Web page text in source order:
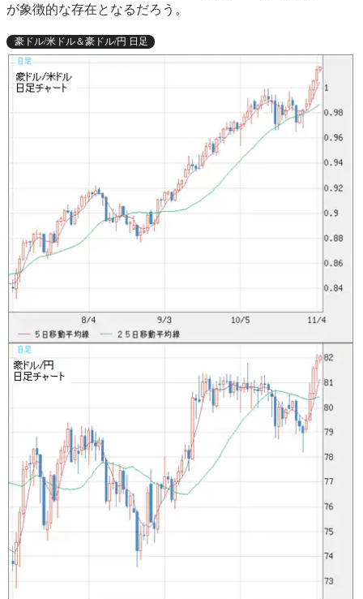
が象徴的な存在となるだろう。
豪ドル/米ドル＆豪ドル/円 日足